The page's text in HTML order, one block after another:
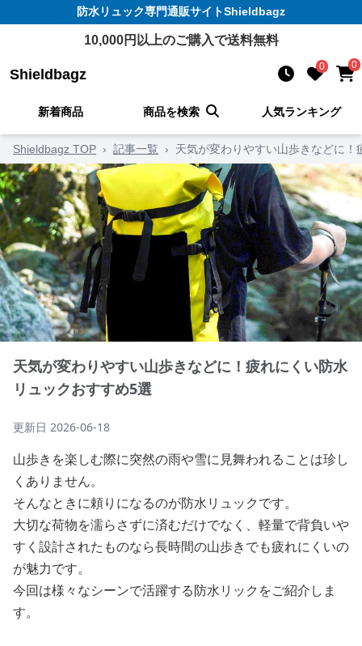
防水リュック専門通販サイトShieldbagz
10,000円以上のご購入で送料無料
Shieldbagz 0 0
新着商品 商品を検索 人気ランキング
Shieldbagz TOP › 記事一覧 › 天気が変わりやすい山歩きなどに
天気が変わりやすい山歩きなどに！疲れにくい防水
リュックおすすめ5選
更新日 2026-06-18
山歩きを楽しむ際に突然の雨や雪に見舞われることは珍し
くありません。
そんなときに頼りになるのが防水リュックです。
大切な荷物を濡らさずに済むだけでなく、軽量で背負いや
すく設計されたものなら長時間の山歩きでも疲れにくいの
が魅力です。
今回は様々なシーンで活躍する防水リックをご紹介しま
す。